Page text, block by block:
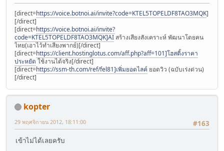
[direct=https://voice.botnoi.ai/invite?code=KTEL5TOPELDF8TAO3MQK]
[/direct]
[direct=https://voice.botnoi.ai/invite?
code=KTEL5TOPELDF8TAO3MQK]AI สร้างเสียงสังเคราะห์ พัฒนาโดยคน
ไทย(เอาไว้ทำเสียงพากย์)[/direct]
[direct=https://client.hostinglotus.com/aff.php?aff=101]โฮสติ้งราคา
ประหยัด ใช้งานได้จริง[/direct]
[direct=https://ssm-th.com/ref/fel81]เพิ่มยอดไลค์ ยอดวิว (ฉบับเร่งด่วน)
[/direct]
kopter
#163
29 พฤศจิกายน 2012, 18:11:00
เข้าไม่ได้เลยครับ